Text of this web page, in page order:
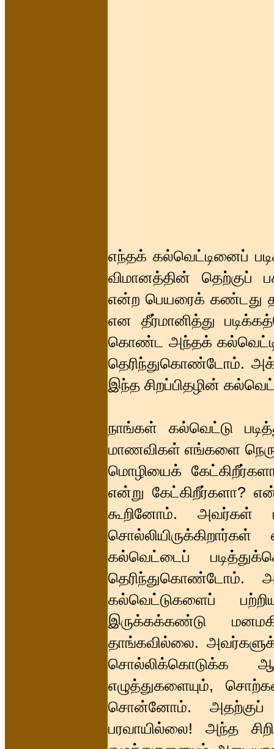
எந்தக் கல்வெட்டினைப்
விமானத்தின் தெற்குப்
என்ற பெயரைக் கண்டது
என தீர்மானித்து
கொண்ட அந்தக்
தெரிந்துகொண்டோம்.
இந்த சிறப்பிதழின்
நாங்கள் கல்வெட்டு
மாணவிகள் எங்களை
மொழியைக்
என்று கேட்கிறீர்களா?
கூறினோம். அவர்கள்
கல்வெட்டைப்
தெரிந்துகொண்டோம்.
கல்வெட்டுகளைப்
இருக்கக்கண்டு
தாங்கவில்லை.
சொல்லிக்கொடுக்க
எழுத்துகளையும்,
சொன்னோம். அதற்குப்
பரவாயில்லை! அந்த